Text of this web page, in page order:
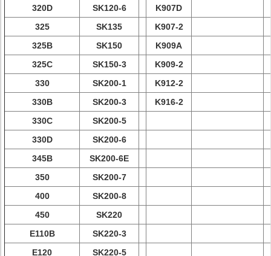
320D
SK120-6
K907D
325
SK135
K907-2
325B
SK150
K909A
325C
SK150-3
K909-2
330
SK200-1
K912-2
330B
SK200-3
K916-2
330C
SK200-5
330D
SK200-6
345B
SK200-6E
350
SK200-7
400
SK200-8
450
SK220
E110B
SK220-3
E120
SK220-5